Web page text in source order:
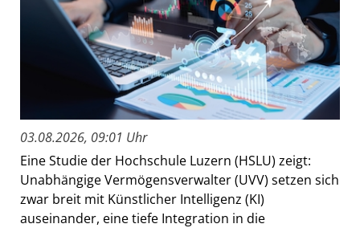
03.08.2026, 09:01 Uhr
Eine Studie der Hochschule Luzern (HSLU) zeigt:
Unabhängige Vermögensverwalter (UVV) setzen sich
zwar breit mit Künstlicher Intelligenz (KI)
auseinander, eine tiefe Integration in die